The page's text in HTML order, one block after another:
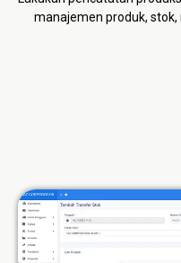
manajemen produk,